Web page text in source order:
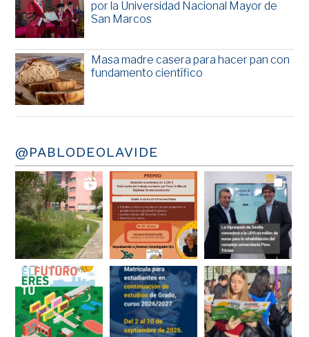
por la Universidad Nacional Mayor de
San Marcos
Masa madre casera para hacer pan con
fundamento científico
@PABLODEOLAVIDE